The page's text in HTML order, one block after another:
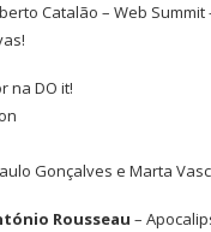
Catalão – Web Summit
na DO it!
Gonçalves e Marta
Rousseau –